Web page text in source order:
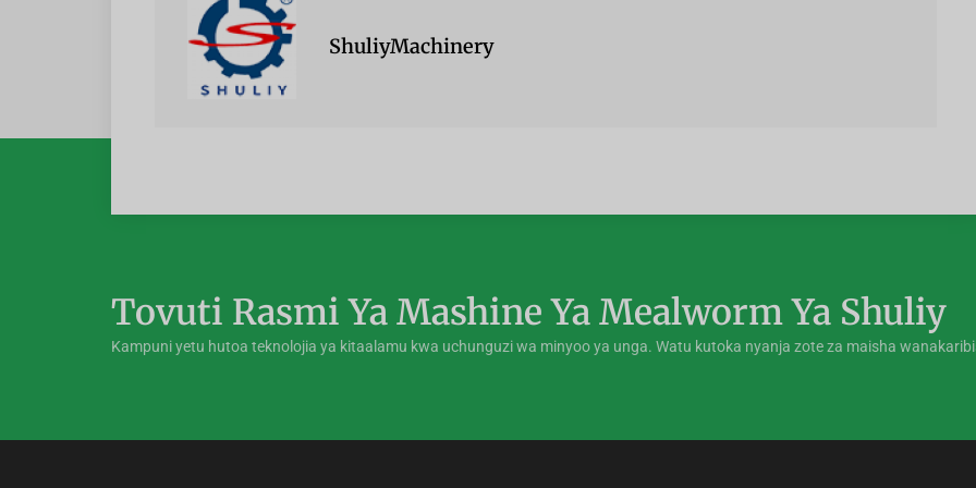
ShuliyMachinery
Tovuti Rasmi Ya Mashine Ya Mealworm Ya Shuliy
Kampuni yetu hutoa teknolojia ya kitaalamu kwa uchunguzi wa minyoo ya unga. Watu kutoka nyanja zote za maisha